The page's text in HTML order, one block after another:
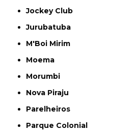
Jockey Club
Jurubatuba
M'Boi Mirim
Moema
Morumbi
Nova Piraju
Parelheiros
Parque Colonial